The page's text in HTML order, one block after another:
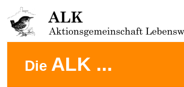
Die ALK ...